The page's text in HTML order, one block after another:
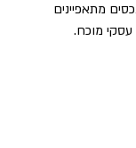
מתאפיינים
עסקי מוכח.